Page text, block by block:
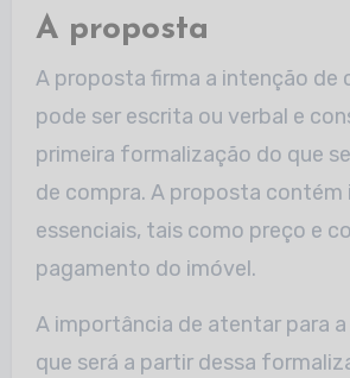
A proposta
A proposta firma a intenção de
pode ser escrita ou verbal e
primeira formalização do que
de compra. A proposta
essenciais, tais como preço e
pagamento do imóvel.
A importância de atentar para
que será a partir dessa